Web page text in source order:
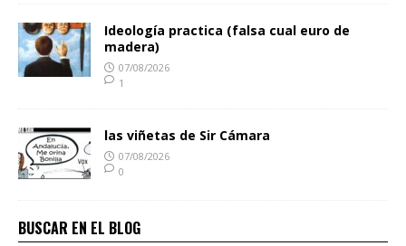
Ideología practica (falsa cual euro de
madera)
07/08/2026
1
las viñetas de Sir Cámara
07/08/2026
0
BUSCAR EN EL BLOG